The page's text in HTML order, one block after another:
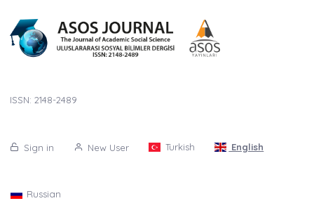
ISSN: 2148-2489
Sign in New User Turkish English
Russian